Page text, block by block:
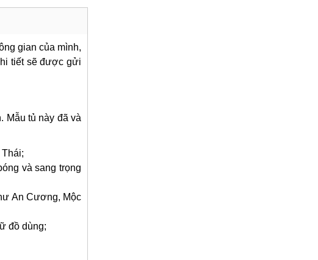
gian của mình,
tiết sẽ được gửi
Mẫu tủ này đã và
và sang trọng
An Cương, Mộc
đồ dùng;